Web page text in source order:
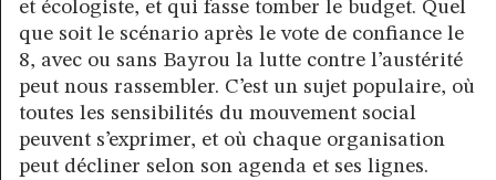
et écologiste, et qui fasse tomber le budget. Quel
que soit le scénario après le vote de confiance le
8, avec ou sans Bayrou la lutte contre l’austérité
peut nous rassembler. C’est un sujet populaire, où
toutes les sensibilités du mouvement social
peuvent s’exprimer, et où chaque organisation
peut décliner selon son agenda et ses lignes.